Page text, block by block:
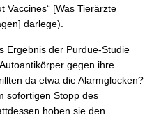
Vaccines“ [Was Tierärzte
darlege).
Ergebnis der Purdue-Studie
gegen ihre
da etwa die Alarmglocken?
sofortigen Stopp des
hoben sie den